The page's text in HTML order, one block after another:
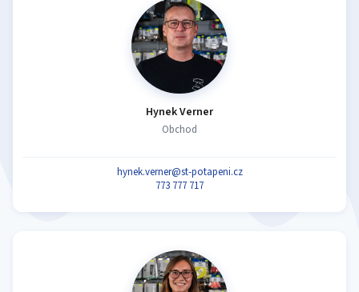
Hynek Verner
Obchod
hynek.verner@st-potapeni.cz
773 777 717